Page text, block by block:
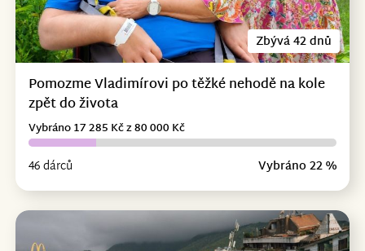
Zbývá 42 dnů
Pomozme Vladimírovi po těžké nehodě na kole
zpět do života
46 dárců Vybráno 22 %
Vybráno 17 285 Kč z 80 000 Kč